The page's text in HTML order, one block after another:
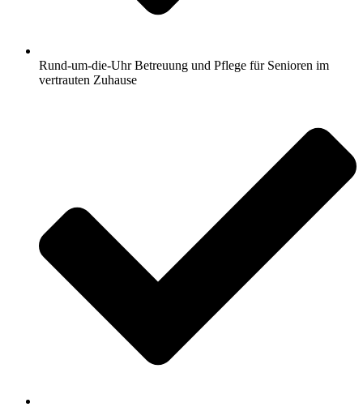
Rund-um-die-Uhr Betreuung und Pflege für Senioren im
vertrauten Zuhause